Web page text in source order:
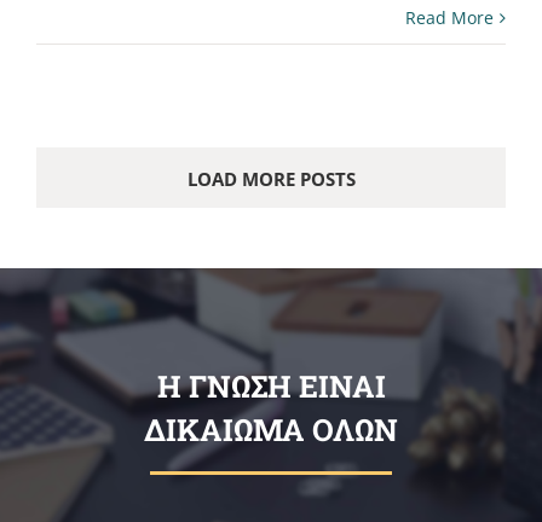
Read More
LOAD MORE POSTS
Η ΓΝΩΣΗ ΕΙΝΑΙ
ΔΙΚΑΙΩΜΑ ΟΛΩΝ